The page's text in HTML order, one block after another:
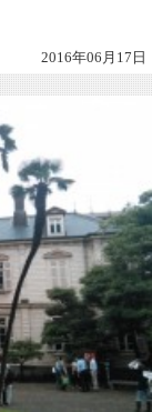
2016年06月17日